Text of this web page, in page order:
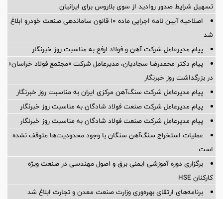
تسهیل شرایط صدور روادید از سوی بلاروس برای ایرانیان
اصلاحیه آیین نامه اجرایی ماده ۱۰ قانون ساماندهی صنعت خودرو ابلاغ
شد
پیام مدیرعامل شرکت آهن و فولاد ارفع به مناسبت روز خبرنگار
پیام دکتر محمدرضا سجادیان، مدیرعامل شرکت «مجتمع فولاد خراسان»
در بزرگداشت روز خبرنگار
پیام مدیرعامل شرکت سنگ‌آهن مرکزی ایران به مناسبت روز خبرنگار
پیام مدیرعامل شرکت صنعت فولاد شادگان به مناسبت روز خبرنگار
پیام مدیرعامل شرکت صنعت فولاد شادگان به مناسبت روز خبرنگار
عملیات استخراج سنگ‌آهن سنگان با وجود محدودیت‌ها متوقف نشده
است
برگزاری دوره آموزشی ایمنی برق و اصول مهندسی در صنعت ویژه
کارکنان HSE
برنامه‌های ارتقای بهره‌وری وزارت صنعت معدن و تجارت ابلاغ شد